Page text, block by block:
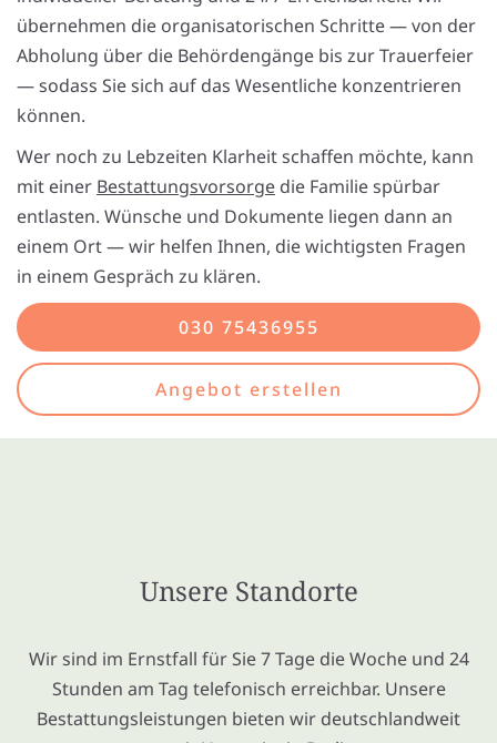
übernehmen die organisatorischen Schritte — von der
Abholung über die Behördengänge bis zur Trauerfeier
— sodass Sie sich auf das Wesentliche konzentrieren
können.
Wer noch zu Lebzeiten Klarheit schaffen möchte, kann
mit einer Bestattungsvorsorge die Familie spürbar
entlasten. Wünsche und Dokumente liegen dann an
einem Ort — wir helfen Ihnen, die wichtigsten Fragen
in einem Gespräch zu klären.
030 75436955
Angebot erstellen
Unsere Standorte
Wir sind im Ernstfall für Sie 7 Tage die Woche und 24
Stunden am Tag telefonisch erreichbar. Unsere
Bestattungsleistungen bieten wir deutschlandweit